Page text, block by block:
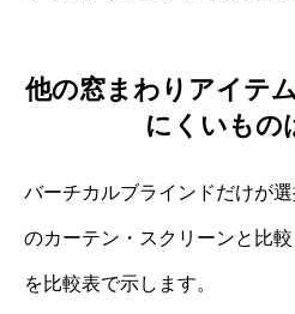
他の窓まわりアイテ
にくいもの
バーチカルブラインドだけが
のカーテン・スクリーンと比
を比較表で示します。